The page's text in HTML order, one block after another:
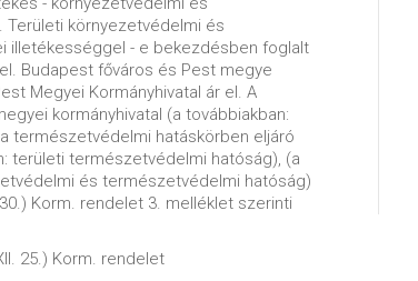
környezetvédelmi és
illetékességgel - e bekezdésben foglalt
Budapest főváros és Pest megye
Megyei Kormányhivatal ár el. A
kormányhivatal (a továbbiakban:
természetvédelmi hatáskörben eljáró
területi természetvédelmi hatóság), (a
és természetvédelmi hatóság)
Korm. rendelet 3. melléklet szerinti
25.) Korm. rendelet